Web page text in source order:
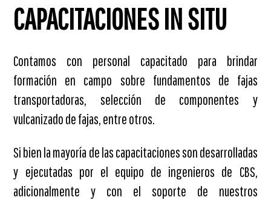
CAPACITACIONES IN SITU
Contamos con personal capacitado para brindar
formación en campo sobre fundamentos de fajas
transportadoras, selección de componentes y
vulcanizado de fajas, entre otros.
Si bien la mayoría de las capacitaciones son desarrolladas
y ejecutadas por el equipo de ingenieros de CBS,
adicionalmente y con el soporte de nuestros